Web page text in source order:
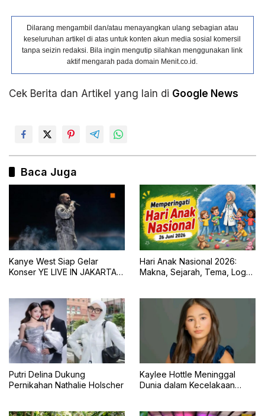
Dilarang mengambil dan/atau menayangkan ulang sebagian atau
keseluruhan artikel di atas untuk konten akun media sosial komersil
tanpa seizin redaksi. Bila ingin mengutip silahkan menggunakan link
aktif mengarah pada domain Menit.co.id.
Cek Berita dan Artikel yang lain di Google News
Baca Juga
Kanye West Siap Gelar
Konser YE LIVE IN JAKARTA
Hari Anak Nasional 2026:
Makna, Sejarah, Tema, Logo,
Putri Delina Dukung
Pernikahan Nathalie Holscher
Kaylee Hottle Meninggal
Dunia dalam Kecelakaan